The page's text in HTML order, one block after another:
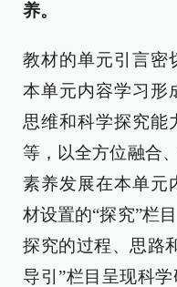
养。
教材的单元引言密
本单元内容学习形
思维和科学探究能
等，以全方位融合
素养发展在本单元
材设置的“探究”栏
探究的过程、思路
导引”栏目呈现科